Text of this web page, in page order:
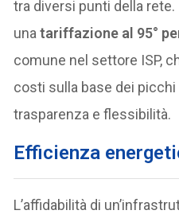
tra diversi punti della
unatariffazione al 95°
comune nel settore ISP,
costi sulla base dei
trasparenza e flessibilità.
Efficienza
L’affidabilità di